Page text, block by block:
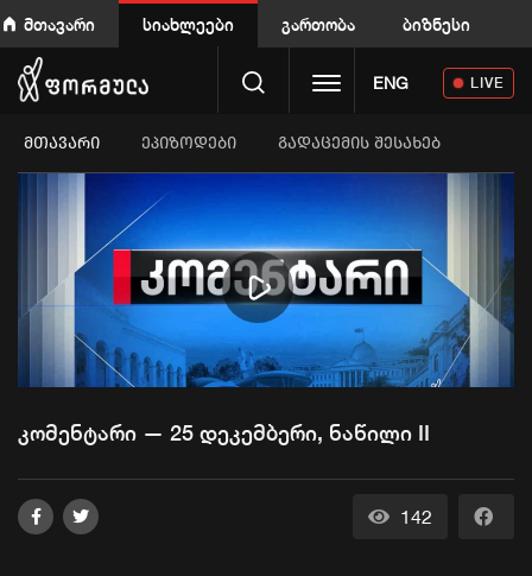
მთავარი სიახლეები გართობა ბიზნესი
Toggle navigation
ENG LIVE
ᲛᲗᲐᲕᲐᲠᲘ ეპიზოდები გადაცემის შესახებ
Play
Video
კომენტარი — 25 დეკემბერი, ნაწილი II
142